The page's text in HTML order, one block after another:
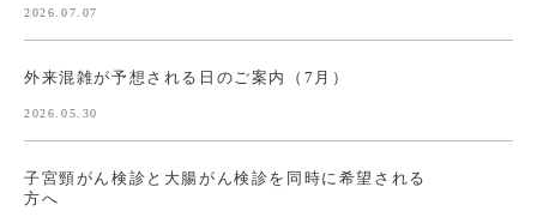
2026.07.07
外来混雑が予想される日のご案内（7月）
2026.05.30
子宮頸がん検診と大腸がん検診を同時に希望される
方へ